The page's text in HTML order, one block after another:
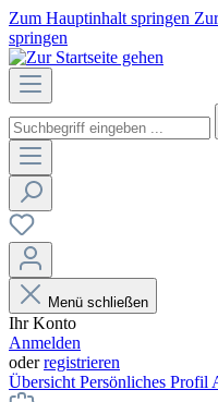
Zum Hauptinhalt springen
springen
Menü schließen
Ihr Konto
Anmelden
oderregistrieren
Übersicht Persönliches Profil